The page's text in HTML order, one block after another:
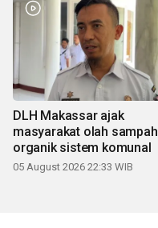
DLH Makassar ajak
masyarakat olah sampah
organik sistem komunal
05 August 2026 22:33 WIB